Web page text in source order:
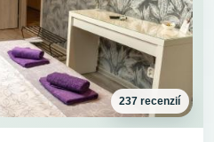
237 recenzií